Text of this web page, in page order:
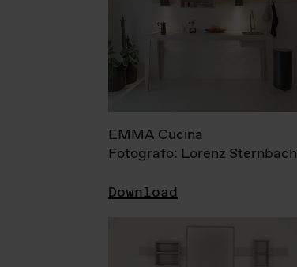
EMMA Cucina
Fotografo: Lorenz Sternbach
Download